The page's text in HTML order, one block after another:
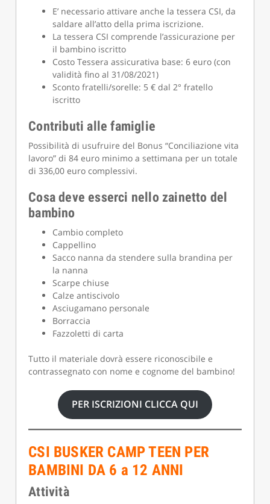
E’ necessario attivare anche la tessera CSI, da
saldare all’atto della prima iscrizione.
La tessera CSI comprende l’assicurazione per
il bambino iscritto
Costo Tessera assicurativa base: 6 euro (con
validità fino al 31/08/2021)
Sconto fratelli/sorelle: 5 € dal 2° fratello
iscritto
Contributi alle famiglie
Possibilità di usufruire del Bonus “Conciliazione vita
lavoro” di 84 euro minimo a settimana per un totale
di 336,00 euro complessivi.
Cosa deve esserci nello zainetto del
bambino
Cambio completo
Cappellino
Sacco nanna da stendere sulla brandina per
la nanna
Scarpe chiuse
Calze antiscivolo
Asciugamano personale
Borraccia
Fazzoletti di carta
Tutto il materiale dovrà essere riconoscibile e
contrassegnato con nome e cognome del bambino!
PER ISCRIZIONI CLICCA QUI
CSI BUSKER CAMP TEEN PER
BAMBINI DA 6 a 12 ANNI
Attività